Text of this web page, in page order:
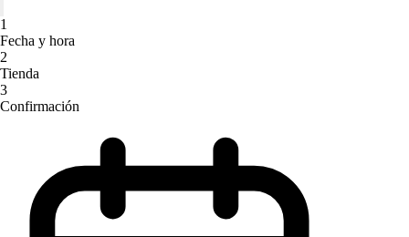
1
Fecha y hora
2
Tienda
3
Confirmación